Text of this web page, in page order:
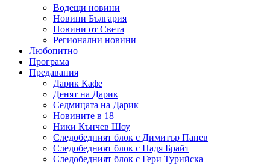
Водещи новини
Новини България
Новини от Света
Регионални новини
Любопитно
Програма
Предавания
Дарик Кафе
Денят на Дарик
Седмицата на Дарик
Новините в 18
Ники Кънчев Шоу
Следобедният блок с Димитър Панев
Следобедният блок с Надя Брайт
Следобедният блок с Гери Турийска